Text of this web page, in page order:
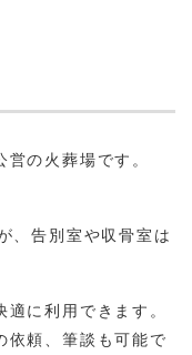
の火葬場です。
、告別室や収骨室は
に利用できます。
依頼、筆談も可能で